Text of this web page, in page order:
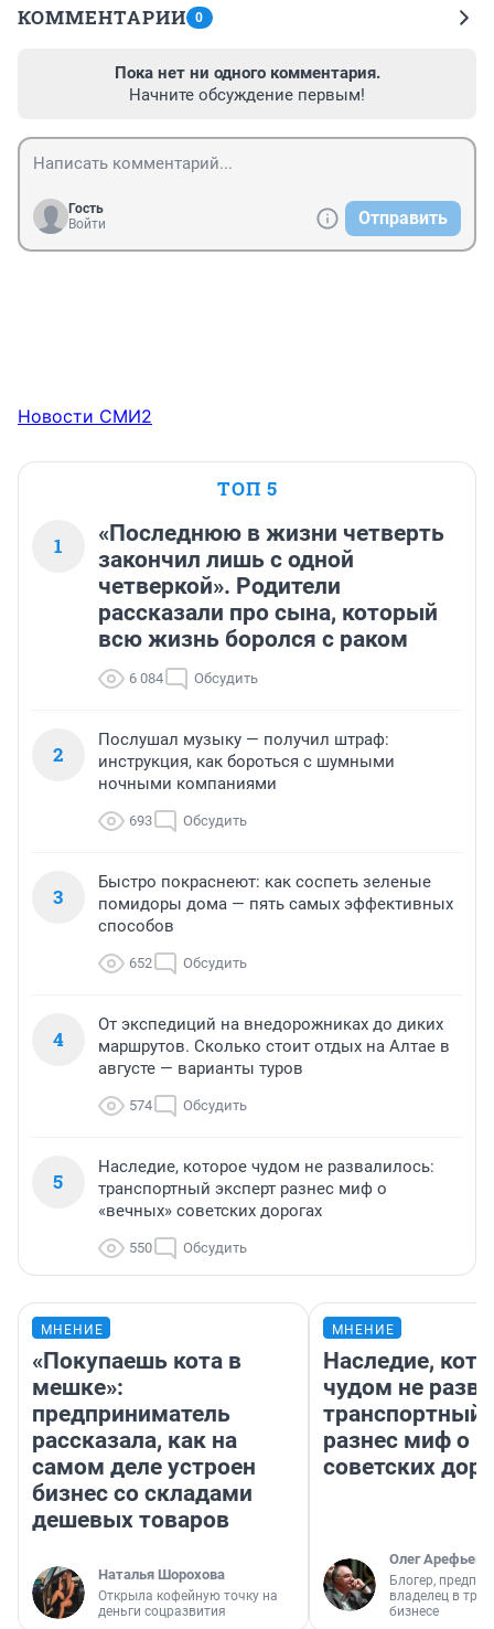
КОММЕНТАРИИ 0
Пока нет ни одного комментария.
Начните обсуждение первым!
Гость
Войти
Отправить
Новости СМИ2
ТОП 5
1
«Последнюю в жизни четверть
закончил лишь с одной
четверкой». Родители
рассказали про сына, который
всю жизнь боролся с раком
6 084 Обсудить
2
Послушал музыку — получил штраф:
инструкция, как бороться с шумными
ночными компаниями
693 Обсудить
3
Быстро покраснеют: как соспеть зеленые
помидоры дома — пять самых эффективных
способов
652 Обсудить
4
От экспедиций на внедорожниках до диких
маршрутов. Сколько стоит отдых на Алтае в
августе — варианты туров
574 Обсудить
5
Наследие, которое чудом не развалилось:
транспортный эксперт разнес миф о
«вечных» советских дорогах
550 Обсудить
МНЕНИЕ
«Покупаешь кота в
мешке»:
предприниматель
рассказала, как на
самом деле устроен
бизнес со складами
дешевых товаров
Наталья Шорохова
Открыла кофейную точку на
деньги соцразвития
МНЕНИЕ
Наследие,
чудом не
транспортный
разнес миф о
советских
Олег Арефьев
Блогер,
владелец в
бизнесе